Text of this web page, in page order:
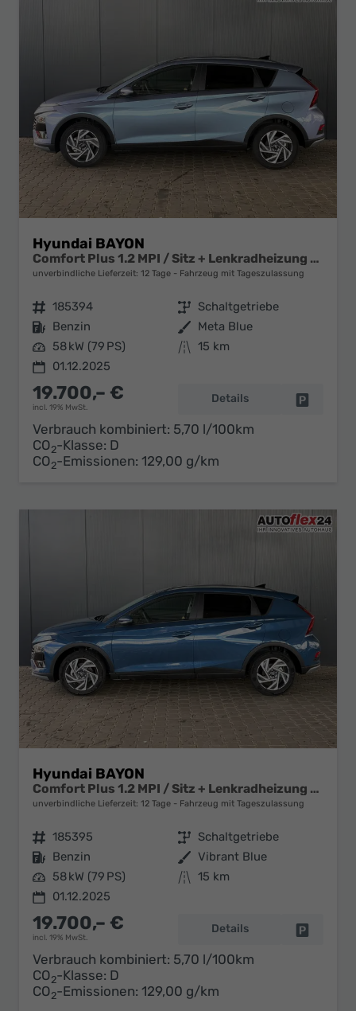
Hyundai BAYON
Comfort Plus 1.2 MPI / Sitz + Lenkradheizung PDC V&H Kamera LED Tempomat Keyless Alu 16"
unverbindliche Lieferzeit: 12 Tage Fahrzeug mit Tageszulassung
Fahrzeugnr. 185394 Getriebe Schaltgetriebe
Kraftstoff Benzin Außenfarbe Meta Blue
Leistung 58 kW (79 PS) Kilometerstand 15 km
01.12.2025
19.700,– €
incl. 19% MwSt.
Details
Verbrauch kombiniert: 5,70 l/100km
CO2-Klasse: D
CO2-Emissionen: 129,00 g/km
Hyundai BAYON
Comfort Plus 1.2 MPI / Sitz + Lenkradheizung PDC V&H Kamera LED Tempomat Keyless Alu 16"
unverbindliche Lieferzeit: 12 Tage Fahrzeug mit Tageszulassung
Fahrzeugnr. 185395 Getriebe Schaltgetriebe
Kraftstoff Benzin Außenfarbe Vibrant Blue
Leistung 58 kW (79 PS) Kilometerstand 15 km
01.12.2025
19.700,– €
incl. 19% MwSt.
Details
Verbrauch kombiniert: 5,70 l/100km
CO2-Klasse: D
CO2-Emissionen: 129,00 g/km